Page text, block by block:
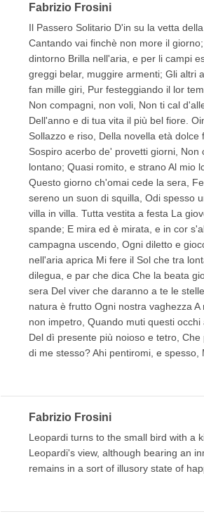
Fabrizio Frosini
Il Passero Solitario D'in su la vetta
Cantando vai finchè non more il
dintorno Brilla nell'aria, e per li campi
greggi belar, muggire armenti; Gli altri
fan mille giri, Pur festeggiando il lor
Non compagni, non voli, Non ti cal
Dell'anno e di tua vita il più bel fiore.
Sollazzo e riso, Della novella età
Sospiro acerbo de' provetti giorni,
lontano; Quasi romito, e strano Al mio
Questo giorno ch'omai cede la sera,
sereno un suon di squilla, Odi spesso
villa in villa. Tutta vestita a festa La
spande; E mira ed è mirata, e in cor
campagna uscendo, Ogni diletto e
nell'aria aprica Mi fere il Sol che tra
dilegua, e par che dica Che la beata
sera Del viver che daranno a te le
natura è frutto Ogni nostra vaghezza
non impetro, Quando muti questi
Del dì presente più noioso e tetro,
di me stesso? Ahi pentiromi, e spesso,
Fabrizio Frosini
Leopardi turns to the small bird with a
Leopardi's view, although bearing an
remains in a sort of illusory state of